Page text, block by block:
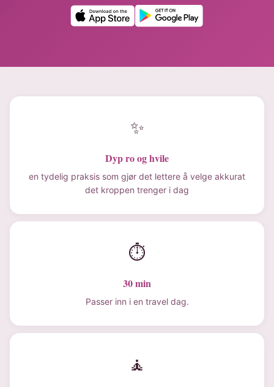
✨
Dyp ro og hvile
en tydelig praksis som gjør det lettere å velge akkurat
det kroppen trenger i dag
⏱
30 min
Passer inn i en travel dag.
🧘